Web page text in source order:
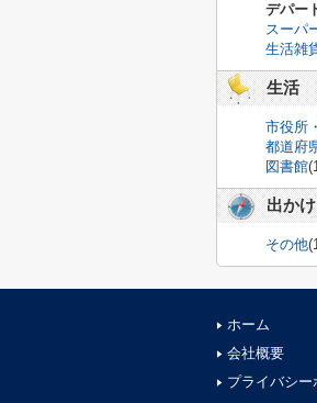
デパー
スーパ
生活雑
生活
市役所
都道府
図書館
出か
その他
ホーム
会社概要
プライバシー